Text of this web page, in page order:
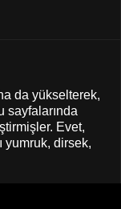
da yükselterek,
sayfalarında
Evet,
yumruk, dirsek,